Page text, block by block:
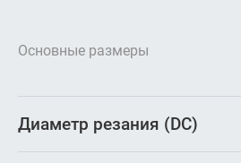
Основные размеры
Диаметр резания (DC)